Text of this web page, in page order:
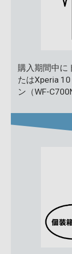
購入期間中に
たはXperia
ン（WF-